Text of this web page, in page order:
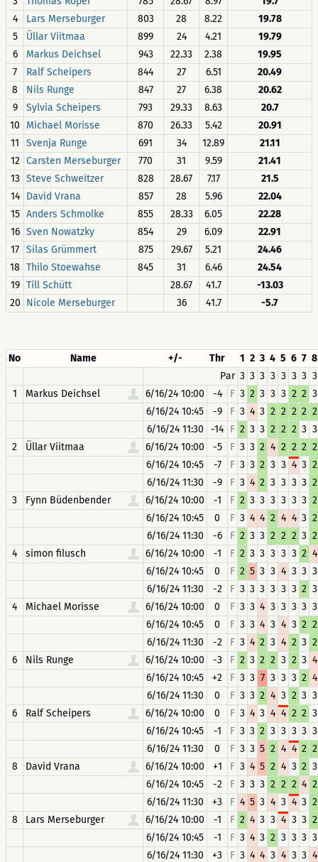
4
Lars Merseburger 803 28 8.22
19.78
5
Üllar Viitmaa 899 24 4.21
19.79
6
Markus Deichsel 943 22.33 2.38
19.95
7
Ralf Scheipers 844 27 6.51
20.49
8
Nils Runge 847 27 6.38
20.62
9
Sylvia Scheipers 793 29.33 8.63
20.7
10
Michael Morisse 870 26.33 5.42
20.91
11
Svenja Runge 691 34 12.89
21.11
12 Carsten Merseburger 770 31 9.59
21.41
13 Steve Schweitzer 828 28.67 7.17
21.5
14
David Vrana 857 28 5.96
22.04
15 Anders Schmolke 855 28.33 6.05
22.28
16 Sven Nowatzky 854 29 6.09
22.91
17 Silas Grümmert 875 29.67 5.21
24.46
18 Thilo Stoewahse 845 31 6.46
24.54
19 Till Schütt 28.67 41.7
-13.03
20 Nicole Merseburger 36 41.7 -5.7
No Name +/- Thr 1 2 3 4 5 6 7 8
Par 3 3 3 3 3 3 3 3
1
Markus Deichsel 6/16/24 10:00 -4 F 3 2 3 3 3 2 2 3
6/16/24 10:45
-9 F 3 4 3 2 2 2 2 2
6/16/24 11:30
-14 F 2 3 3 2 2 2 3 3
2
Üllar Viitmaa 6/16/24 10:00 -5 F 3 3 2 4 2 2 2 2
6/16/24 10:45
-7 F 3 3 2 3 3 4 3 2
6/16/24 11:30
-9 F 3 4 2 3 3 3 3 2
3
Fynn Büdenbender 6/16/24 10:00 -1 F 2 3 3 3 3 3 3 2
6/16/24 10:45
0 F 3 4 4 2 4 4 3 2
6/16/24 11:30
-6 F 2 3 3 2 2 2 3 2
4
simon filusch 6/16/24 10:00 -1 F 2 3 3 3 3 3 2 4
6/16/24 10:45
0 F 2 5 3 3 4 3 3 3
6/16/24 11:30
-2 F 3 3 3 3 3 3 2 3
4
Michael Morisse 6/16/24 10:00 0 F 3 3 4 3 3 3 3 3
6/16/24 10:45
0 F 3 3 4 3 4 3 2 2
6/16/24 11:30
-2 F 3 4 2 3 4 2 3 2
6
Nils Runge 6/16/24 10:00 -3 F 2 3 2 2 3 2 3 4
6/16/24 10:45
+2 F 3 3 7 3 3 3 2 4
6/16/24 11:30
0 F 3 3 2 4 3 2 3 3
6
Ralf Scheipers 6/16/24 10:00 0 F 3 4 3 4 4 2 2 3
6/16/24 10:45
-1 F 3 3 2 3 3 3 3 3
6/16/24 11:30
0 F 3 3 5 2 4 4 2 2
8
David Vrana 6/16/24 10:00 +1 F 3 4 5 2 4 3 2 3
6/16/24 10:45
-2 F 3 3 3 2 2 2 4 2
6/16/24 11:30
+3 F 4 5 3 4 3 4 3 2
8
Lars Merseburger 6/16/24 10:00 -1 F 2 4 3 3 4 3 3 2
6/16/24 10:45
-1 F 3 4 3 2 3 3 3 3
6/16/24 11:30
+3 F 3 4 4 3 4 3 3 4